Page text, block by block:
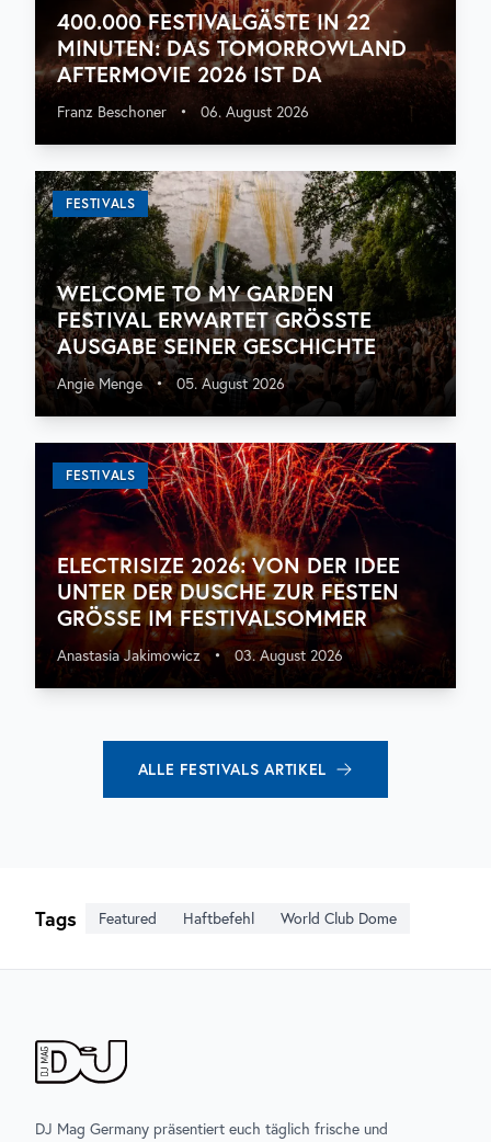
400.000 FESTIVALGÄSTE IN 22
MINUTEN: DAS TOMORROWLAND
AFTERMOVIE 2026 IST DA
Franz Beschoner • 06. August 2026
FESTIVALS
WELCOME TO MY GARDEN
FESTIVAL ERWARTET GRÖSSTE A
USGABE SEINER GESCHICHTE
Angie Menge • 05. August 2026
FESTIVALS
ELECTRISIZE 2026: VON DER IDEE
UNTER DER DUSCHE ZUR FESTEN
GRÖSSE IM FESTIVALSOMMER
Anastasia Jakimowicz • 03. August 2026
ALLE FESTIVALS ARTIKEL
Tags Featured Haftbefehl World Club Dome
DJ Mag Germany präsentiert euch täglich frische und